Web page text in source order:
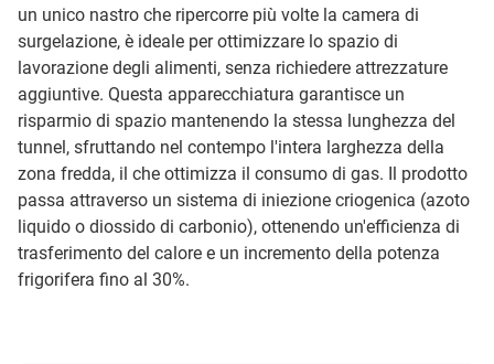
un unico nastro che ripercorre più volte la camera di
surgelazione, è ideale per ottimizzare lo spazio di
lavorazione degli alimenti, senza richiedere attrezzature
aggiuntive. Questa apparecchiatura garantisce un
risparmio di spazio mantenendo la stessa lunghezza del
tunnel, sfruttando nel contempo l'intera larghezza della
zona fredda, il che ottimizza il consumo di gas. Il prodotto
passa attraverso un sistema di iniezione criogenica (azoto
liquido o diossido di carbonio), ottenendo un'efficienza di
trasferimento del calore e un incremento della potenza
frigorifera fino al 30%.